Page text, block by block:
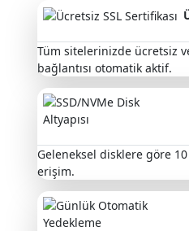
Tüm sitelerinizde ücretsiz
bağlantısı otomatik aktif.
Geleneksel disklere göre
erişim.